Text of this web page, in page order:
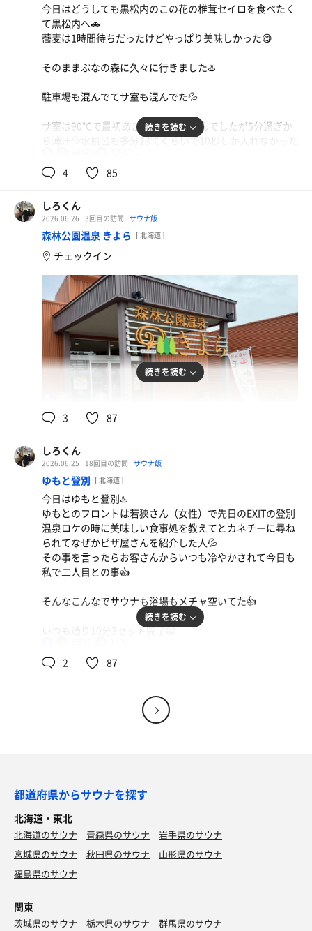
味噌ラーメンもチャーハンもバカうま
今日はどうしても黒松内のこの花の椎茸セイロを食べたく
て黒松内へ🚗
蕎麦は1時間待ちだったけどやっぱり美味しかった😋
そのままぶなの森に久々に行きました♨️
駐車場も混んでてサ室も混んでた💦
サ室は90℃で最初あまり汗が出ませんでしたが5分過ぎか
ら滝汗💦水風呂も多分13℃くらいで10秒しか入れなかった
12分3セット完了👍
外気浴も気持ち良かった🤗
続きを読む
4 85
しろくん
2026.06.26 3回目の訪問 サウナ飯
森林公園温泉 きよら [ 北海道 ]
チェックイン
続きを読む
3 87
しろくん
2026.06.25 18回目の訪問 サウナ飯
ゆもと登別 [ 北海道 ]
今日はゆもと登別♨️
ゆもとのフロントは若狭さん（女性）で先日のEXITの登別
温泉ロケの時に美味しい食事処を教えてとカネチーに尋ね
られてなぜかピザ屋さんを紹介した人💦
その事を言ったらお客さんからいつも冷やかされて今日も
私で二人目との事👍
そんなこんなでサウナも浴場もメチャ空いてた👍
いつも通り10分3セット完了🤗
明日は相方の誕生日で札幌の姉が新札幌で食事をご馳走し
食事前に何処のサウナに行こうかなぁ🤗🤗
続きを読む
2 87
都道府県からサウナを探す
北海道・東北
北海道のサウナ 青森県のサウナ
岩手県のサウナ
宮城県のサウナ
秋田県のサウナ
山形県のサウナ
福島県のサウナ
関東
茨城県のサウナ 栃木県のサウナ
群馬県のサウナ